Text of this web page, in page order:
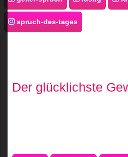
spruch-des-tages
Der glücklichste